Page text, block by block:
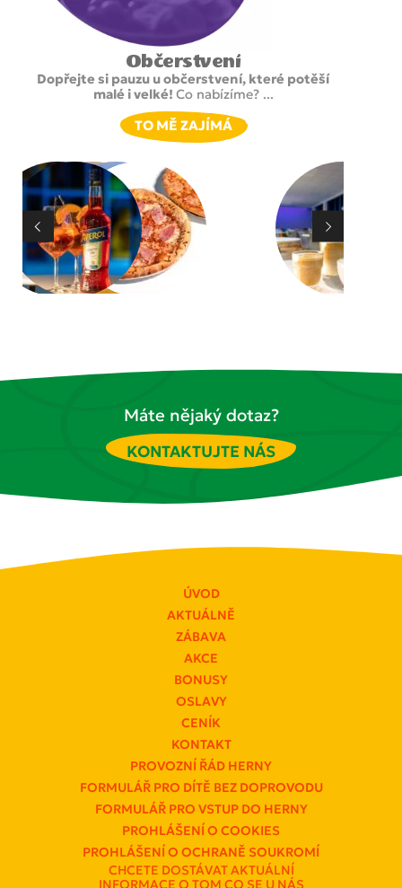
Občerstvení
Dopřejte si pauzu u občerstvení, které potěší
malé i velké! Co nabízíme? ...
TO MĚ ZAJÍMÁ
Máte nějaký dotaz?
KONTAKTUJTE NÁS
ÚVOD
AKTUÁLNĚ
ZÁBAVA
AKCE
BONUSY
OSLAVY
CENÍK
KONTAKT
PROVOZNÍ ŘÁD HERNY
FORMULÁŘ PRO DÍTĚ BEZ DOPROVODU
FORMULÁŘ PRO VSTUP DO HERNY
PROHLÁŠENÍ O COOKIES
PROHLÁŠENÍ O OCHRANĚ SOUKROMÍ
CHCETE DOSTÁVAT AKTUÁLNÍ
INFORMACE O TOM CO SE U NÁS